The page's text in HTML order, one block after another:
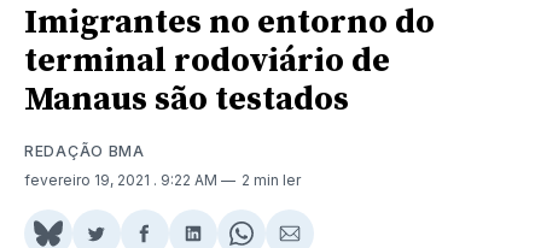
Imigrantes no entorno do
terminal rodoviário de
Manaus são testados
REDAÇÃO BMA
fevereiro 19, 2021 . 9:22 AM 2 min ler